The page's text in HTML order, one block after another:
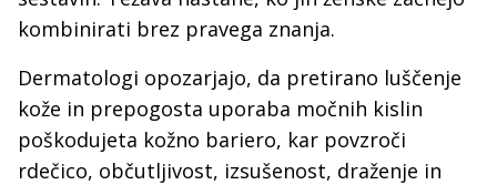
kombinirati brez pravega znanja.
Dermatologi opozarjajo, da pretirano luščenje
kože in prepogosta uporaba močnih kislin
poškodujeta kožno bariero, kar povzroči
rdečico, občutljivost, izsušenost, draženje in